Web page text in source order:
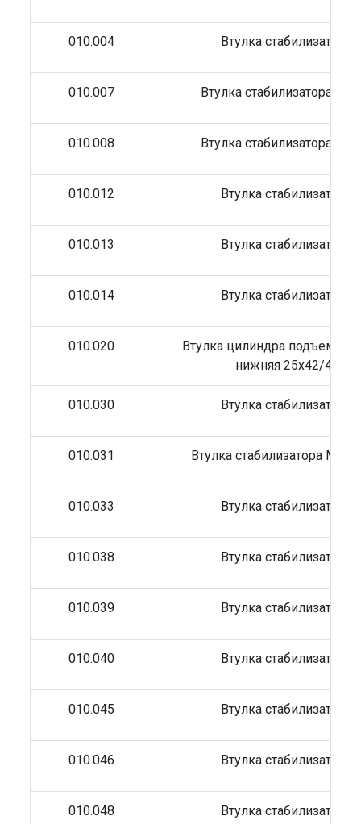
010.004 Втулка стабилизатора
010.007 Втулка стабилизатора MB
010.008 Втулка стабилизатора MB
010.012 Втулка стабилизатора
010.013 Втулка стабилизатора
010.014 Втулка стабилизатора
010.020
Втулка цилиндра подъема
нижняя 25x42/47x24
010.030 Втулка стабилизатора
010.031 Втулка стабилизатора
010.033 Втулка стабилизатора
010.038 Втулка стабилизатора
010.039 Втулка стабилизатора
010.040 Втулка стабилизатора
010.045 Втулка стабилизатора
010.046 Втулка стабилизатора
010.048 Втулка стабилизатора